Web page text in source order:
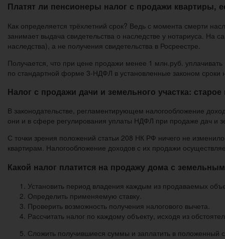
Платят ли пенсионеры налог с продажи квартиры,
Как определяется трёхлетний срок? Ведь с момента смерти
занимает выдача свидетельства о наследстве у нотариуса. На
наследства), а не получения свидетельства в Росреестре.
Получается, что при цене продажи менее 1 млн.руб.
по стандартной форме 3-НДФЛ в установленные законом
Налог с продажи дачи и земельного участка:
В законодательстве, регламентирующем налогообложение
они и в сфере регулирования уплаты НДФЛ при продаже дач и
С точки зрения положений статьи 208 НК РФ ничего не
квартирам. Налогообложение доходов с их продажи
Какой налог платится на продажу дома с
Установить период владения каждым из продаваемых
Определить применяемую ставку.
Проверить возможность получения налогового вычета.
Рассчитать налог по каждому объекту, исходя из
Сложить получившиеся суммы и заплатить в положенный